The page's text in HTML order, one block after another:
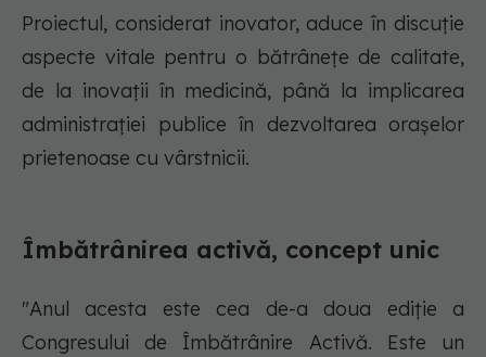
Proiectul, considerat inovator, aduce în discuție
aspecte vitale pentru o bătrânețe de calitate,
de la inovații în medicină, până la implicarea
administrației publice în dezvoltarea orașelor
prietenoase cu vârstnicii.
Îmbătrânirea activă, concept unic
"Anul acesta este cea de-a doua ediție a
Congresului de Îmbătrânire Activă. Este un